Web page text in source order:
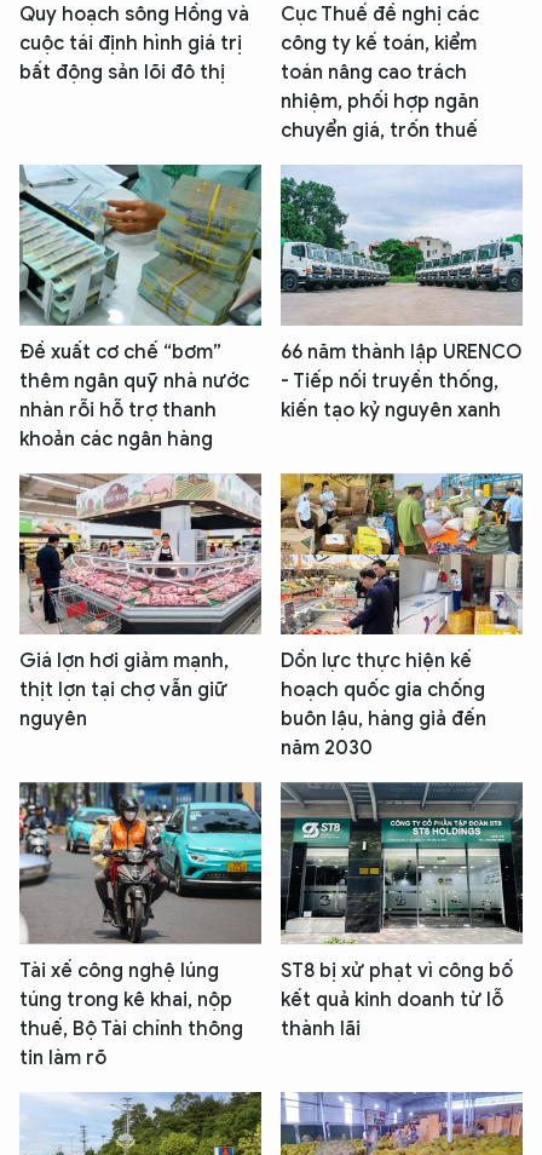
Quy hoạch sông Hồng và
cuộc tái định hình giá trị
bất động sản lõi đô thị
Cục Thuế đề nghị các
công ty kế toán, kiểm
toán nâng cao trách
nhiệm, phối hợp ngăn
chuyển giá, trốn thuế
Đề xuất cơ chế “bơm”
thêm ngân quỹ nhà nước
nhàn rỗi hỗ trợ thanh
khoản các ngân hàng
66 năm thành lập URENCO
- Tiếp nối truyền thống,
kiến tạo kỷ nguyên xanh
Giá lợn hơi giảm mạnh,
thịt lợn tại chợ vẫn giữ
nguyên
Dồn lực thực hiện kế
hoạch quốc gia chống
buôn lậu, hàng giả đến
năm 2030
Tài xế công nghệ lúng
túng trong kê khai, nộp
thuế, Bộ Tài chính thông
tin làm rõ
ST8 bị xử phạt vì công bố
kết quả kinh doanh từ lỗ
thành lãi